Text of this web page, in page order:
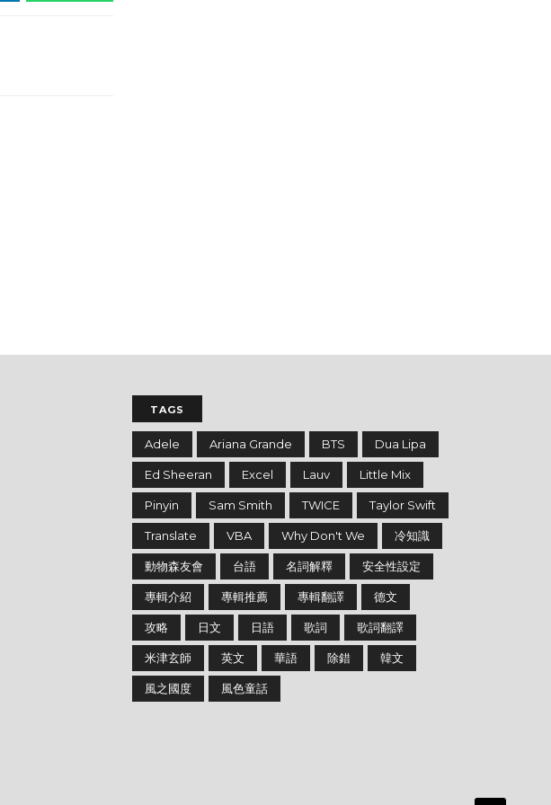
TAGS
Adele Ariana Grande BTS Dua Lipa
Ed Sheeran Excel Lauv Little Mix
Pinyin Sam Smith TWICE Taylor Swift
Translate VBA Why Don't We 冷知識
動物森友會 台語 名詞解釋 安全性設定
專輯介紹 專輯推薦 專輯翻譯 德文
攻略 日文 日語 歌詞 歌詞翻譯
米津玄師 英文 華語 除錯 韓文
風之國度 風色童話